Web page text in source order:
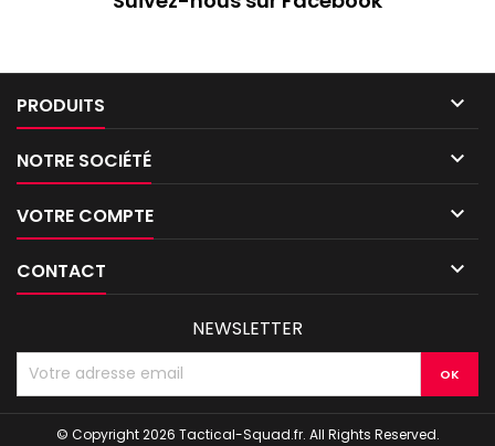
PRODUITS 
NOTRE SOCIÉTÉ 
VOTRE COMPTE 
CONTACT 
NEWSLETTER
© Copyright 2026 Tactical-Squad.fr. All Rights Reserved.